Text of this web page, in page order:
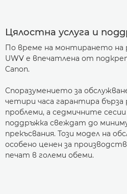
Цялостна услуга и
По време на монтирането
UWV е впечатлена от
Canon.
Споразумението за
четири часа гарантира бърза
проблеми, а седмичните
поддръжка свеждат до
прекъсвания. Този модел на
особено ценен за
печат в големи обеми.